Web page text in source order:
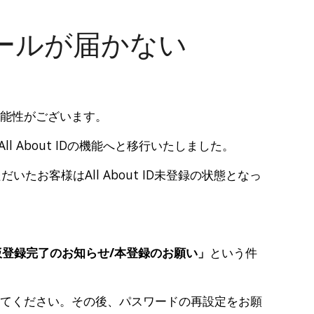
ルが届かない
性がございます。
About IDの機能へと移行いたしました。
いたお客様はAll About ID未登録の状態となっ
録完了のお知らせ/本登録のお願い」 という件
ください。その後、パスワードの再設定をお願